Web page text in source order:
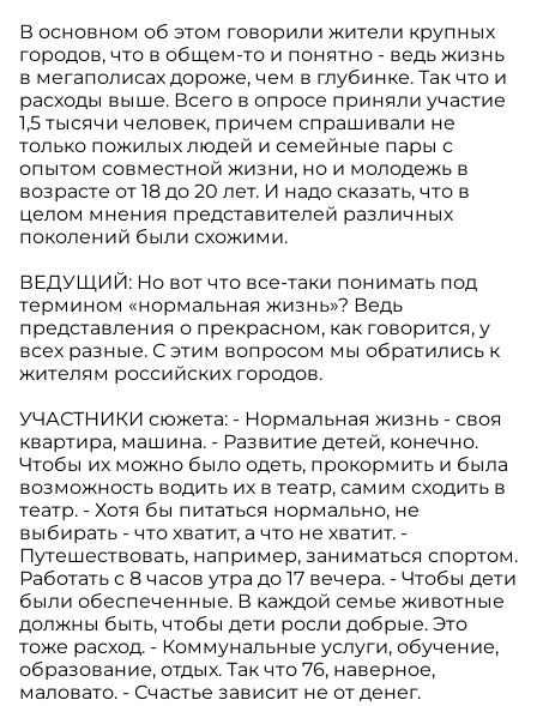
В основном об этом говорили жители крупных
городов, что в общем-то и понятно - ведь жизнь
в мегаполисах дороже, чем в глубинке. Так что и
расходы выше. Всего в опросе приняли участие
1,5 тысячи человек, причем спрашивали не
только пожилых людей и семейные пары с
опытом совместной жизни, но и молодежь в
возрасте от 18 до 20 лет. И надо сказать, что в
целом мнения представителей различных
поколений были схожими.
ВЕДУЩИЙ: Но вот что все-таки понимать под
термином «нормальная жизнь»? Ведь
представления о прекрасном, как говорится, у
всех разные. С этим вопросом мы обратились к
жителям российских городов.
УЧАСТНИКИ сюжета: - Нормальная жизнь - своя
квартира, машина. - Развитие детей, конечно.
Чтобы их можно было одеть, прокормить и была
возможность водить их в театр, самим сходить в
театр. - Хотя бы питаться нормально, не
выбирать - что хватит, а что не хватит. -
Путешествовать, например, заниматься спортом.
Работать с 8 часов утра до 17 вечера. - Чтобы дети
были обеспеченные. В каждой семье животные
должны быть, чтобы дети росли добрые. Это
тоже расход. - Коммунальные услуги, обучение,
образование, отдых. Так что 76, наверное,
маловато. - Счастье зависит не от денег.